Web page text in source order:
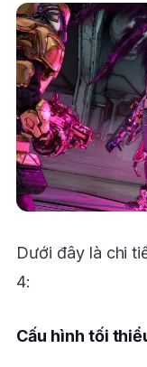
Dưới đây là chi
4:
Cấu hình tối